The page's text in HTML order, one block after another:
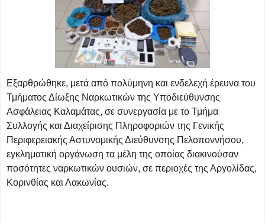
Εξαρθρώθηκε, μετά από πολύμηνη και ενδελεχή έρευνα του
Τμήματος Δίωξης Ναρκωτικών της Υποδιεύθυνσης
Ασφάλειας Καλαμάτας, σε συνεργασία με το Τμήμα
Συλλογής και Διαχείρισης Πληροφοριών της Γενικής
Περιφερειακής Αστυνομικής Διεύθυνσης Πελοποννήσου,
εγκληματική οργάνωση τα μέλη της οποίας διακινούσαν
ποσότητες ναρκωτικών ουσιών, σε περιοχές της Αργολίδας,
Κορινθίας και Λακωνίας.